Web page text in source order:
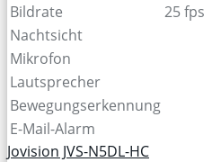
Bildrate
25 fps
Nachtsicht
Mikrofon
Lautsprecher
Bewegungserkennung
E-Mail-Alarm
Jovision JVS-N5DL-HC